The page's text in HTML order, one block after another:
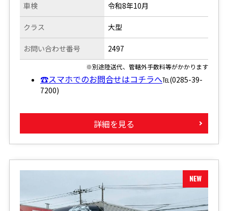
車検
クラス
お問い合わせ番号
令和8年10月
大型
2497
※別途陸送代、管轄外手数料等がかかります
☎スマホでのお問合せはコチラへ℡(0285-39-
7200)
詳細を見る